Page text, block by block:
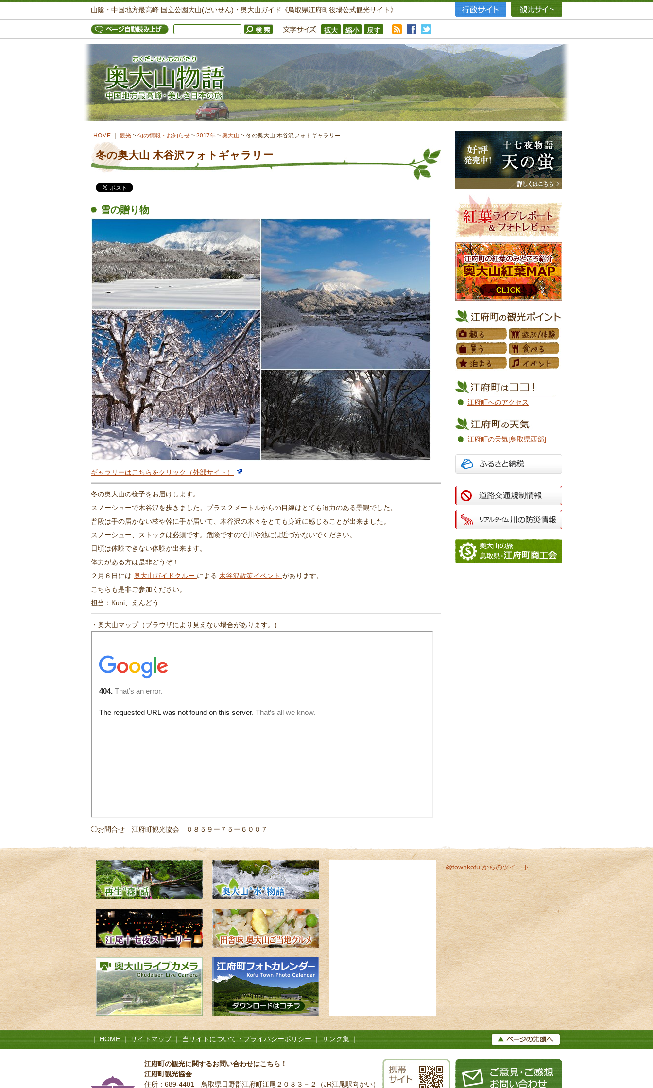
山陰・中国地方最高峰 国立公園大山(だいせん)・奥大山ガイド《鳥取県江府町役場公式観光サイト》
江府町へのアクセス
江府町の天気[鳥取県西部]
HOME 観光 > 旬の情報・お知らせ > 2017年 > 奥大山 > 冬の奥大山 木谷沢フォトギャラリー
冬の奥大山 木谷沢フォトギャラリー
雪の贈り物
ギャラリーはこちらをクリック（外部サイト）
冬の奥大山の様子をお届けします。
スノーシューで木谷沢を歩きました。プラス２メートルからの目線はとても迫力のある景観でした。
普段は手の届かない枝や幹に手が届いて、木谷沢の木々をとても身近に感じることが出来ました。
スノーシュー、ストックは必須です。危険ですので川や池には近づかないでください。
日頃は体験できない体験が出来ます。
体力がある方は是非どうぞ！
２月６日には 奥大山ガイドクルー による 木谷沢散策イベント があります。
こちらも是非ご参加ください。
担当：Kuni、えんどう
・奥大山マップ（ブラウザにより見えない場合があります。)
◯お問合せ 江府町観光協会 ０８５９ー７５ー６００７
@townkofu からのツイート
｜ HOME｜ サイトマップ｜当サイトについて・プライバシーポリシー ｜リンク集 ｜
江府町の観光に関するお問い合わせはこちら！
江府町観光協会
住所：689-4401 鳥取県日野郡江府町江尾２０８３－２（JR江尾駅向かい）